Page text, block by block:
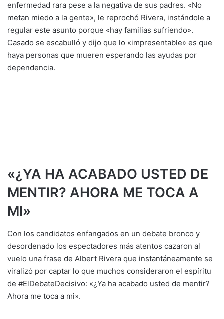
enfermedad rara pese a la negativa de sus padres. «No
metan miedo a la gente», le reprochó Rivera, instándole a
regular este asunto porque «hay familias sufriendo».
Casado se escabulló y dijo que lo «impresentable» es que
haya personas que mueren esperando las ayudas por
dependencia.
«¿YA HA ACABADO USTED DE
MENTIR? AHORA ME TOCA A
MI»
Con los candidatos enfangados en un debate bronco y
desordenado los espectadores más atentos cazaron al
vuelo una frase de Albert Rivera que instantáneamente se
viralizó por captar lo que muchos consideraron el espíritu
de #ElDebateDecisivo: «¿Ya ha acabado usted de mentir?
Ahora me toca a mi».